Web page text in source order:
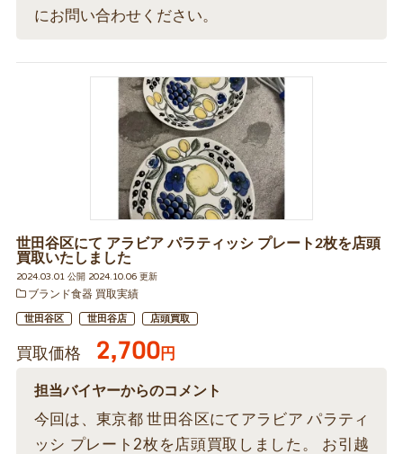
にお問い合わせください。
世田谷区にて アラビア パラティッシ プレート2枚を店頭
買取いたしました
2024.03.01 公開 2024.10.06 更新
ブランド食器 買取実績
世田谷区 世田谷店 店頭買取
買取価格 2,700円
担当バイヤーからのコメント
今回は、東京都 世田谷区にてアラビア パラティ
ッシ プレート2枚を店頭買取しました。 お引越